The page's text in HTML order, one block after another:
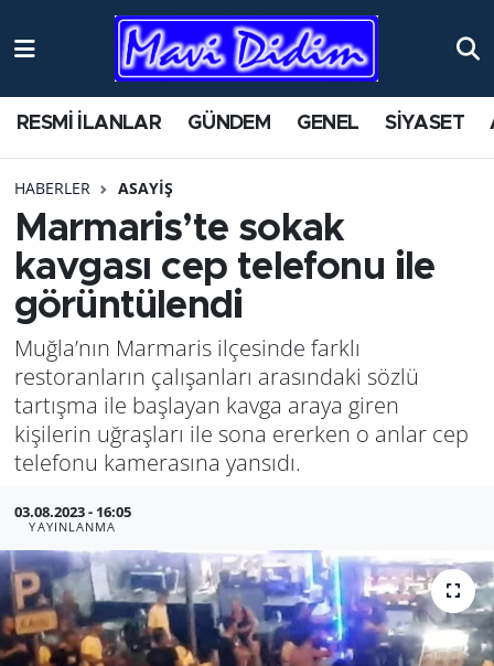
RESMİ İLANLAR GÜNDEM GENEL SİYASET
HABERLER ASAYİŞ
Marmaris’te sokak
kavgası cep telefonu ile
görüntülendi
Muğla’nın Marmaris ilçesinde farklı
restoranların çalışanları arasındaki sözlü
tartışma ile başlayan kavga araya giren
kişilerin uğraşları ile sona ererken o anlar cep
telefonu kamerasına yansıdı.
03.08.2023 - 16:05
YAYINLANMA